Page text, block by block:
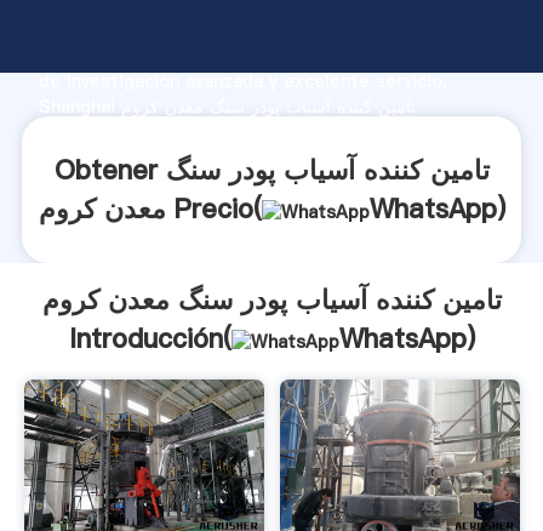
de investigación avanzada y excelente servicio,
clientes.
Obtener تامین کننده آسیاب پودر سنگ
معدن کروم Precio(
WhatsApp)
تامین کننده آسیاب پودر سنگ معدن کروم
Introducción(
WhatsApp)